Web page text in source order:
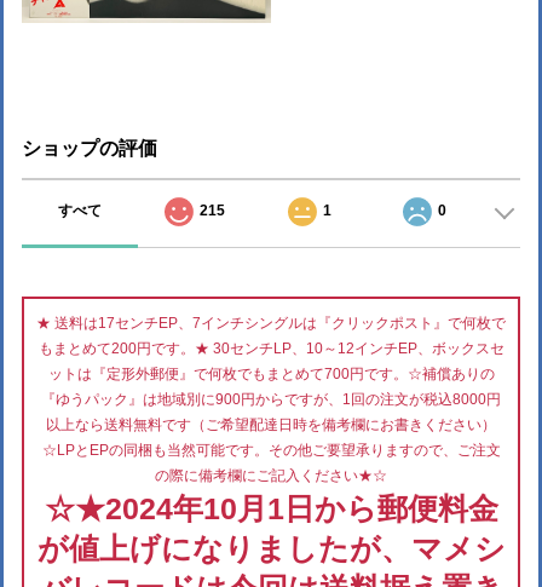
ショップの評価
すべて 215 1 0
★ 送料は17センチEP、7インチシングルは『クリックポスト』で何枚で
もまとめて200円です。★ 30センチLP、10～12インチEP、ボックスセ
ットは『定形外郵便』で何枚でもまとめて700円です。☆補償ありの
『ゆうパック』は地域別に900円からですが、1回の注文が税込8000円
以上なら送料無料です（ご希望配達日時を備考欄にお書きください）
☆LPとEPの同梱も当然可能です。その他ご要望承りますので、ご注文
の際に備考欄にご記入ください★☆
☆★2024年10月1日から郵便料金
が値上げになりましたが、マメシ